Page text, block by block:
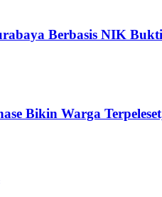
Berbasis NIK
Bikin Warga